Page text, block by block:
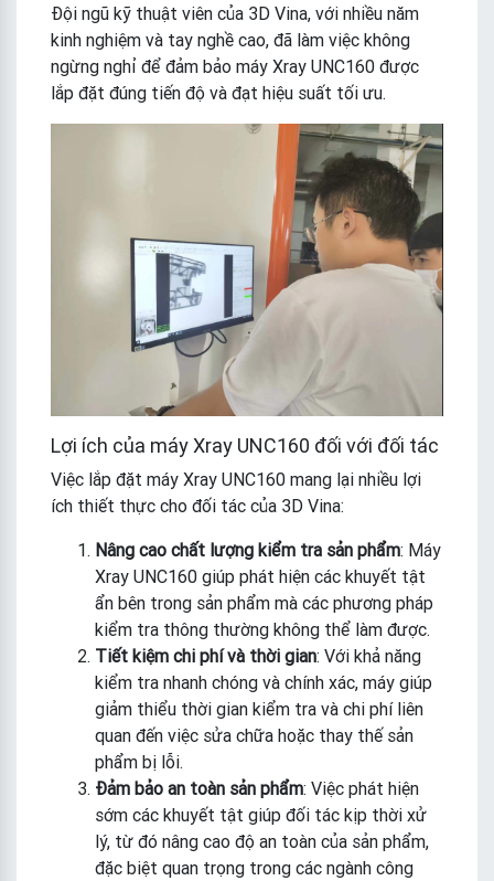
Đội ngũ kỹ thuật viên của 3D Vina, với nhiều năm
kinh nghiệm và tay nghề cao, đã làm việc không
ngừng nghỉ để đảm bảo máy Xray UNC160 được
lắp đặt đúng tiến độ và đạt hiệu suất tối ưu.
Lợi ích của máy Xray UNC160 đối với đối tác
Việc lắp đặt máy Xray UNC160 mang lại nhiều lợi
ích thiết thực cho đối tác của 3D Vina:
Nâng cao chất lượng kiểm tra sản phẩm: Máy
Xray UNC160 giúp phát hiện các khuyết tật
ẩn bên trong sản phẩm mà các phương pháp
kiểm tra thông thường không thể làm được.
Tiết kiệm chi phí và thời gian: Với khả năng
kiểm tra nhanh chóng và chính xác, máy giúp
giảm thiểu thời gian kiểm tra và chi phí liên
quan đến việc sửa chữa hoặc thay thế sản
phẩm bị lỗi.
Đảm bảo an toàn sản phẩm: Việc phát hiện
sớm các khuyết tật giúp đối tác kịp thời xử
lý, từ đó nâng cao độ an toàn của sản phẩm,
đặc biệt quan trọng trong các ngành công